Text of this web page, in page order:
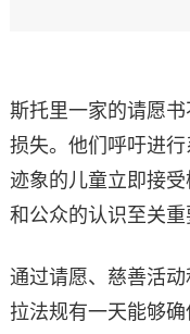
斯托里一家的请愿
损失。他们呼吁进
迹象的儿童立即接
和公众的认识至关重
通过请愿、慈善活
拉法规有一天能够确